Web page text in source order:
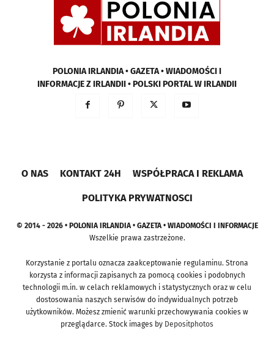
POLONIA IRLANDIA • GAZETA • WIADOMOŚCI I
INFORMACJE Z IRLANDII • POLSKI PORTAL W IRLANDII
O NAS KONTAKT 24H WSPÓŁPRACA I REKLAMA
POLITYKA PRYWATNOSCI
© 2014 - 2026 • POLONIA IRLANDIA • GAZETA • WIADOMOŚCI I INFORMACJE
Wszelkie prawa zastrzeżone.
Korzystanie z portalu oznacza zaakceptowanie regulaminu. Strona
korzysta z informacji zapisanych za pomocą cookies i podobnych
technologii m.in. w celach reklamowych i statystycznych oraz w celu
dostosowania naszych serwisów do indywidualnych potrzeb
użytkowników. Możesz zmienić warunki przechowywania cookies w
przeglądarce. Stock images by Depositphotos